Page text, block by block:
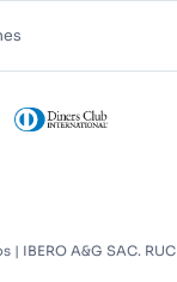
IBERO A&G SAC. RUC